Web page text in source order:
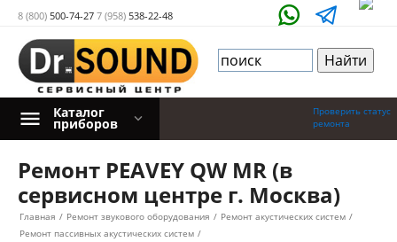
8 (800) 500-74-27 7 (958) 538-22-48
Проверить статус
ремонта
Каталог
приборов
Ремонт PEAVEY QW MR (в
сервисном центре г. Москва)
Главная / Ремонт звукового оборудования / Ремонт акустических систем /
Ремонт пассивных акустических систем /